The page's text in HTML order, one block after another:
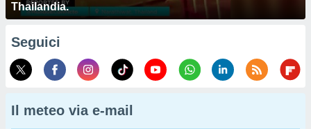
Thailandia.
Seguici
Il meteo via e-mail